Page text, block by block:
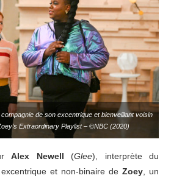
de son excentrique et bienveillant voisin
Extraordinary Playlist – ©NBC (2020)
Alex Newell (Glee), interprète du
et non-binaire de Zoey, un